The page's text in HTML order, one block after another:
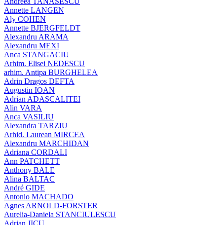
Annette LANGEN
Aly COHEN
Annette BJERGFELDT
Alexandru ARAMA
Alexandru MEXI
Anca STANGACIU
Arhim. Elisei NEDESCU
arhim. Antipa BURGHELEA
Adrin Dragos DEFTA
Augustin IOAN
Adrian ADASCALITEI
Alin VARA
Anca VASILIU
Alexandra TARZIU
Arhid. Laurean MIRCEA
Alexandru MARCHIDAN
Adriana CORDALI
Ann PATCHETT
Anthony BALE
Alina BALTAC
André GIDE
Antonio MACHADO
Agnes ARNOLD-FORSTER
Aurelia-Daniela STANCIULESCU
Adrian JICU